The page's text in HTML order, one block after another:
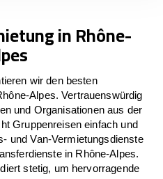
in Rhône-
wir den besten
Alpes. Vertrauenswürdig
und Organisationen aus der
Gruppenreisen einfach und
und Van-Vermietungsdienste
in Rhône-Alpes.
stetig, um hervorragende